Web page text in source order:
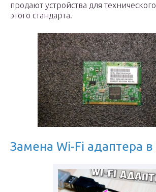
продают устройства для
этого стандарта.
Замена Wi-Fi адаптера в